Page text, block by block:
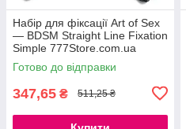
Набір для фіксації Art of Sex
— BDSM Straight Line Fixation
Simple 777Store.com.ua
Готово до відправки
347,65 ₴ 511,25 ₴